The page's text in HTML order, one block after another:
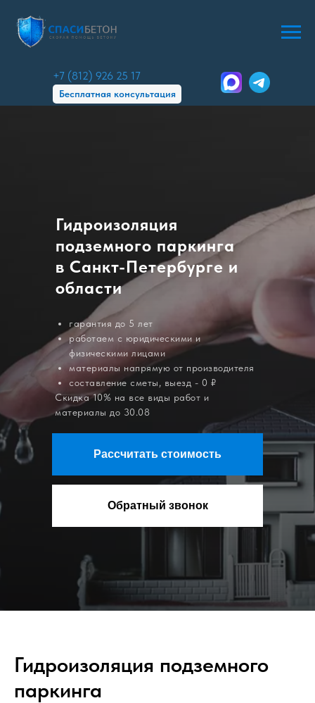
+7 (812) 926 25 17
Бесплатная консультация
Гидроизоляция
подземного паркинга
в Санкт-Петербурге и
области
гарантия до 5 лет
работаем с юридическими и
физическими лицами
материалы напрямую от производителя
составление сметы, выезд - 0 ₽
Скидка 10% на все виды работ и
материалы до 30.08
Рассчитать стоимость
Обратный звонок
Гидроизоляция подземного
паркинга